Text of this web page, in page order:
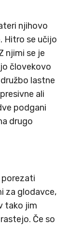
njihovo
Hitro se učijo
njimi se je
človekovo
lastne
ali
podgani
drugo
porezati
za glodavce,
tako jim
Če so